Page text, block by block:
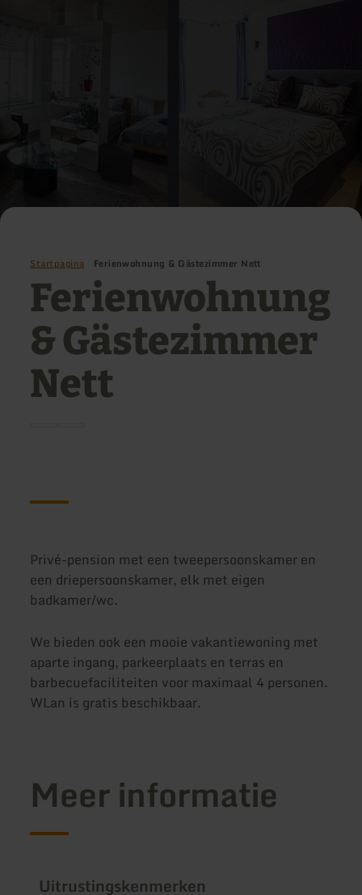
Startpagina Ferienwohnung & Gästezimmer Nett
Ferienwohnung
& Gästezimmer
Nett
Privé-pension met een tweepersoonskamer en
een driepersoonskamer, elk met eigen
badkamer/wc.
We bieden ook een mooie vakantiewoning met
aparte ingang, parkeerplaats en terras en
barbecuefaciliteiten voor maximaal 4 personen.
WLan is gratis beschikbaar.
Meer informatie
Uitrustingskenmerken